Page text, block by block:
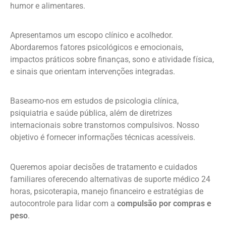
humor e alimentares.
Apresentamos um escopo clínico e acolhedor.
Abordaremos fatores psicológicos e emocionais,
impactos práticos sobre finanças, sono e atividade física,
e sinais que orientam intervenções integradas.
Baseamo-nos em estudos de psicologia clínica,
psiquiatria e saúde pública, além de diretrizes
internacionais sobre transtornos compulsivos. Nosso
objetivo é fornecer informações técnicas acessíveis.
Queremos apoiar decisões de tratamento e cuidados
familiares oferecendo alternativas de suporte médico 24
horas, psicoterapia, manejo financeiro e estratégias de
autocontrole para lidar com a compulsão por compras e
peso.